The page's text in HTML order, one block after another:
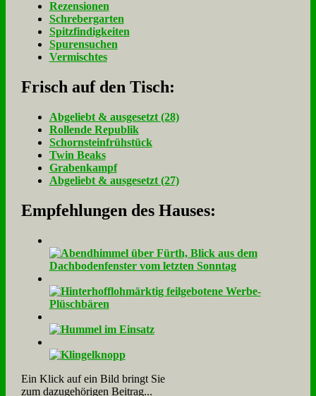
Rezensionen
Schrebergarten
Spitzfindigkeiten
Spurensuchen
Vermischtes
Frisch auf den Tisch:
Ab­ge­liebt & aus­ge­setzt (28)
Rol­len­de Re­pu­blik
Schorn­stein­früh­stück
Twin Beaks
Gra­ben­kampf
Ab­ge­liebt & aus­ge­setzt (27)
Empfehlungen des Hauses:
Ein Klick auf ein Bild bringt Sie
zum dazugehörigen Beitrag...